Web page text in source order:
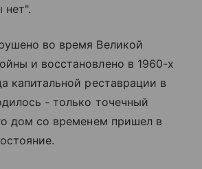
во время Великой
и восстановлено в 1960-х
капитальной реставрации в
- только точечный
дом со временем пришел в